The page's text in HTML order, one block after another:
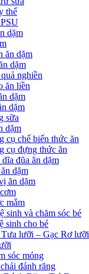
thế
dặm
ăn dặm
dặm
nghiền
ăn liền
dặm
dặm
sữa
dặm
cụ chế biến thức ăn
cụ đựng thức ăn
đũa ăn dặm
dặm
ăn dặm
mắm
sinh và chăm sóc bé
sinh cho bé
lưỡi – Gạc Rơ lưỡi
sóc móng
đánh răng